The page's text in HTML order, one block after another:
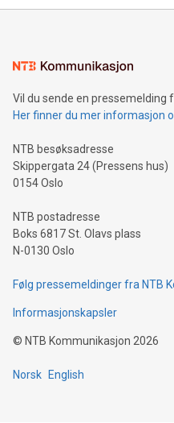
Vil du sende en pressemelding
Her finner du mer informasjon
NTB besøksadresse
Skippergata 24 (Pressens hus)
0154 Oslo
NTB postadresse
Boks 6817 St. Olavs plass
N-0130 Oslo
Følg pressemeldinger fra NTB
Informasjonskapsler
© NTB Kommunikasjon 2026
Norsk English